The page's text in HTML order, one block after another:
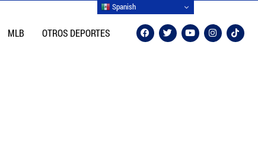
MLB OTROS DEPORTES
Spanish